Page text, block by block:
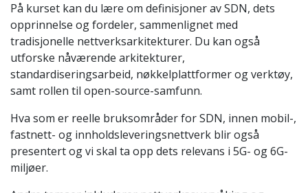
På kurset kan du lære om definisjoner av SDN, dets
opprinnelse og fordeler, sammenlignet med
tradisjonelle nettverksarkitekturer. Du kan også
utforske nåværende arkitekturer,
standardiseringsarbeid, nøkkelplattformer og verktøy,
samt rollen til open-source-samfunn.
Hva som er reelle bruksområder for SDN, innen mobil-,
fastnett- og innholdsleveringsnettverk blir også
presentert og vi skal ta opp dets relevans i 5G- og 6G-
miljøer.